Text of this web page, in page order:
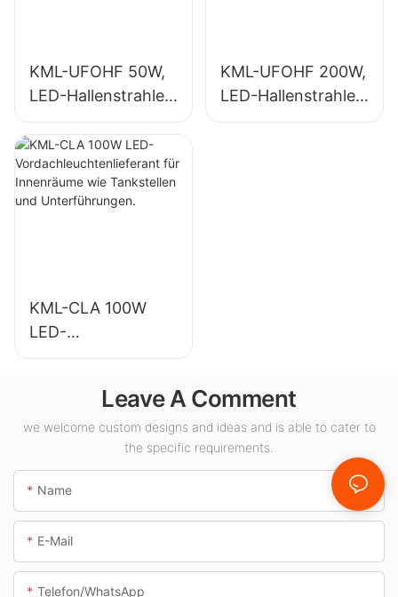
KML-UFOHF 50W,
LED-Hallenstrahler-
Lieferant für
Industrieanlagen,
Lagerhallen und
andere
KML-UFOHF 200W,
LED-Hallenstrahler-
Lieferant für die
KML-CLA 100W
LED-
Vordachleuchtenlie
Innenräume wie
Tankstellen und
Unterführungen.
Leave A Comment
we welcome custom designs and ideas and is able to cater to
the specific requirements.
Name
E-Mail
Telefon/WhatsApp